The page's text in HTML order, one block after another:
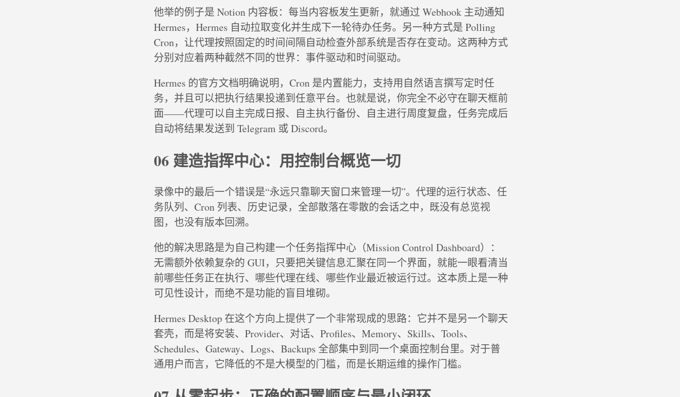
他举的例子是 Notion 内容板：每当内容板发生更新，就通过 Webhook 主动通知
Hermes，Hermes 自动拉取变化并生成下一轮待办任务。另一种方式是 Polling
Cron，让代理按照固定的时间间隔自动检查外部系统是否存在变动。这两种方式
分别对应着两种截然不同的世界：事件驱动和时间驱动。
Hermes 的官方文档明确说明，Cron 是内置能力，支持用自然语言撰写定时任
务，并且可以把执行结果投递到任意平台。也就是说，你完全不必守在聊天框前
面——代理可以自主完成日报、自主执行备份、自主进行周度复盘，任务完成后
自动将结果发送到 Telegram 或 Discord。
06 建造指挥中心：用控制台概览一切
录像中的最后一个错误是“永远只靠聊天窗口来管理一切”。代理的运行状态、任
务队列、Cron 列表、历史记录，全部散落在零散的会话之中，既没有总览视
图，也没有版本回溯。
他的解决思路是为自己构建一个任务指挥中心（Mission Control Dashboard）：
无需额外依赖复杂的 GUI，只要把关键信息汇聚在同一个界面，就能一眼看清当
前哪些任务正在执行、哪些代理在线、哪些作业最近被运行过。这本质上是一种
可见性设计，而绝不是功能的盲目堆砌。
Hermes Desktop 在这个方向上提供了一个非常现成的思路：它并不是另一个聊天
套壳，而是将安装、Provider、对话、Profiles、Memory、Skills、Tools、
Schedules、Gateway、Logs、Backups 全部集中到同一个桌面控制台里。对于普
通用户而言，它降低的不是大模型的门槛，而是长期运维的操作门槛。